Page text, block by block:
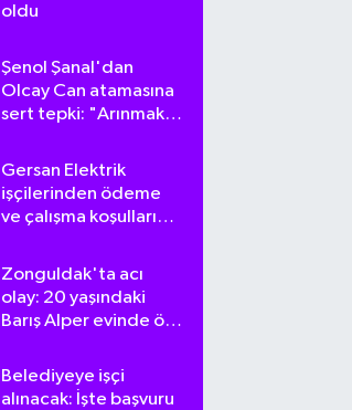
oldu
Şenol Şanal'dan
Olcay Can atamasına
sert tepki: "Arınmak
gerek!"
Gersan Elektrik
işçilerinden ödeme
ve çalışma koşullarına
Zonguldak'ta acı
olay: 20 yaşındaki
Barış Alper evinde ölü
Belediyeye işçi
alınacak: İşte başvuru